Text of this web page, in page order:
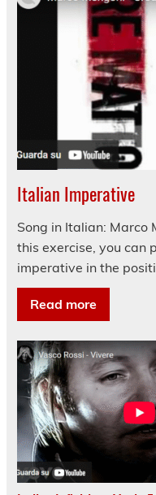
Italian Imperative
Song in Italian: Marco
this exercise, you can
imperative in the
Read more